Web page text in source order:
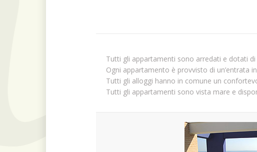
Tutti gli appartamenti sono arredati e dotati
Ogni appartamento è provvisto di un’entrata
Tutti gli alloggi hanno in comune un
Tutti gli appartamenti sono vista mare e